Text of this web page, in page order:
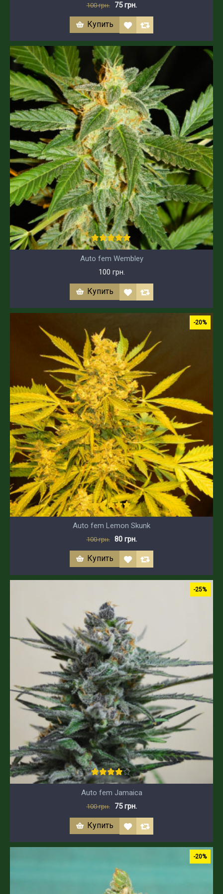
100 грн. 75 грн.
Купить
Auto fem Wembley
100 грн.
Купить
-20%
Auto fem Lemon Skunk
100 грн. 80 грн.
Купить
-25%
Auto fem Jamaica
100 грн. 75 грн.
Купить
-20%